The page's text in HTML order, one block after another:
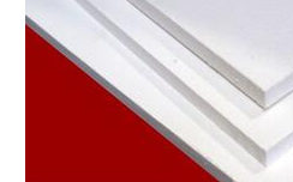
TÖMÍTŐ TÁBLA - SZIGETELŐ LEMEZ
GUMILEMEZ - FILC - HÓTOLÓ
TÖMÍTŐ ZSINÓR - RAGASZTÓ